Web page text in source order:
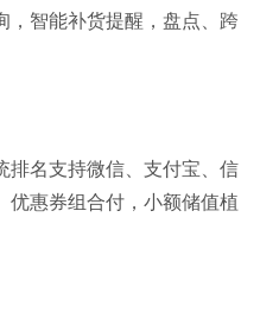
，智能补货提醒，盘点、跨
排名支持微信、支付宝、信
优惠券组合付，小额储值植